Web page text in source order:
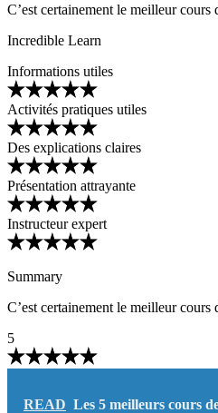
C’est certainement le meilleur
Incredible Learn
Informations utiles
Activités pratiques utiles
Des explications claires
Présentation attrayante
Instructeur expert
Summary
C’est certainement le meilleur
5
READ Les 5 meilleurs cours